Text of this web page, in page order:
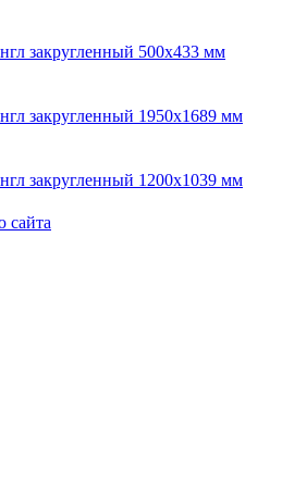
закругленный 500х433 мм
закругленный 1950х1689 мм
закругленный 1200х1039 мм
сайта